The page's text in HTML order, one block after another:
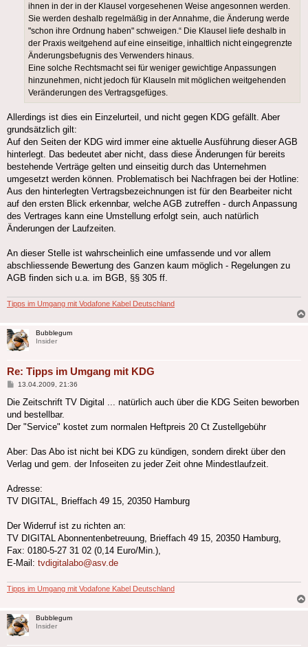
ihnen in der in der Klausel vorgesehenen Weise angesonnen werden.
Sie werden deshalb regelmäßig in der Annahme, die Änderung werde
"schon ihre Ordnung haben" schweigen.“ Die Klausel liefe deshalb in
der Praxis weitgehend auf eine einseitige, inhaltlich nicht eingegrenzte
Änderungsbefugnis des Verwenders hinaus.
Eine solche Rechtsmacht sei für weniger gewichtige Anpassungen
hinzunehmen, nicht jedoch für Klauseln mit möglichen weitgehenden
Veränderungen des Vertragsgefüges.
Allerdings ist dies ein Einzelurteil, und nicht gegen KDG gefällt. Aber
grundsätzlich gilt:
Auf den Seiten der KDG wird immer eine aktuelle Ausführung dieser AGB
hinterlegt. Das bedeutet aber nicht, dass diese Änderungen für bereits
bestehende Verträge gelten und einseitig durch das Unternehmen
umgesetzt werden können. Problematisch bei Nachfragen bei der Hotline:
Aus den hinterlegten Vertragsbezeichnungen ist für den Bearbeiter nicht
auf den ersten Blick erkennbar, welche AGB zutreffen - durch Anpassung
des Vertrages kann eine Umstellung erfolgt sein, auch natürlich
Änderungen der Laufzeiten.
An dieser Stelle ist wahrscheinlich eine umfassende und vor allem
abschliessende Bewertung des Ganzen kaum möglich - Regelungen zu
AGB finden sich u.a. im BGB, §§ 305 ff.
Tipps im Umgang mit Vodafone Kabel Deutschland
Bubblegum
Insider
Re: Tipps im Umgang mit KDG
Beitrag
13.04.2009, 21:36
Die Zeitschrift TV Digital ... natürlich auch über die KDG Seiten beworben
und bestellbar.
Der "Service" kostet zum normalen Heftpreis 20 Ct Zustellgebühr
Aber: Das Abo ist nicht bei KDG zu kündigen, sondern direkt über den
Verlag und gem. der Infoseiten zu jeder Zeit ohne Mindestlaufzeit.
Adresse:
TV DIGITAL, Brieffach 49 15, 20350 Hamburg
Der Widerruf ist zu richten an:
TV DIGITAL Abonnentenbetreuung, Brieffach 49 15, 20350 Hamburg,
Fax: 0180-5-27 31 02 (0,14 Euro/Min.),
E-Mail: tvdigitalabo@asv.de
Tipps im Umgang mit Vodafone Kabel Deutschland
Bubblegum
Insider